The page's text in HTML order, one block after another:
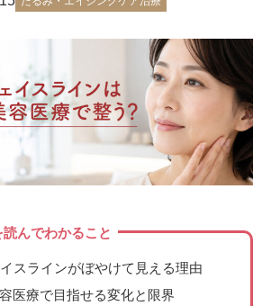
れる理由
症例写真 料金表
んでわかること
スラインがぼやけて見える理由
医療で目指せる変化と限界